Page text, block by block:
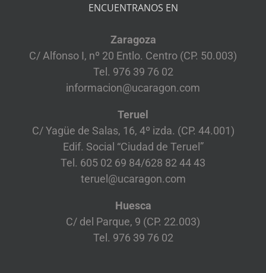
ENCUENTRANOS EN
Zaragoza
C/ Alfonso I, nº 20 Entlo. Centro (CP. 50.003)
Tel. 976 39 76 02
informacion@ucaragon.com
Teruel
C/ Yagüe de Salas, 16, 4º izda. (CP. 44.001)
Edif. Social “Ciudad de Teruel”
Tel. 605 02 69 84/628 82 44 43
teruel@ucaragon.com
Huesca
C/ del Parque, 9 (CP. 22.003)
Tel. 976 39 76 02